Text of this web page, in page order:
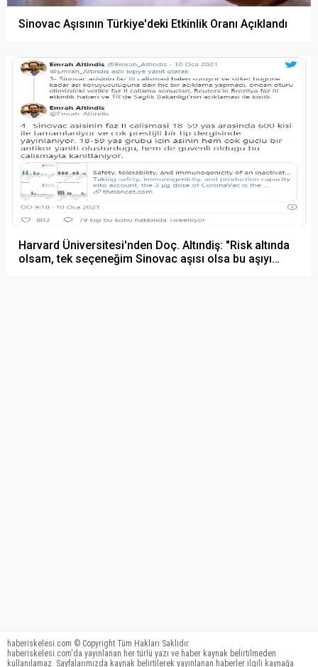
Sinovac Aşısının Türkiye'deki Etkinlik Oranı Açıklandı
Harvard Üniversitesi'nden Doç. Altındiş: "Risk altında
olsam, tek seçeneğim Sinovac aşısı olsa bu aşıyı
haberiskelesi.com © Copyright Tüm Hakları Saklıdır
haberiskelesi.com'da yayınlanan her türlü yazı ve haber kaynak belirtilmeden
kullanılamaz. Sayfalarımızda kaynak belirtilerek yayınlanan haberler ilgili kaynağa